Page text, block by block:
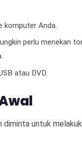
komputer Anda.
perlu menekan
atau DVD.
untuk